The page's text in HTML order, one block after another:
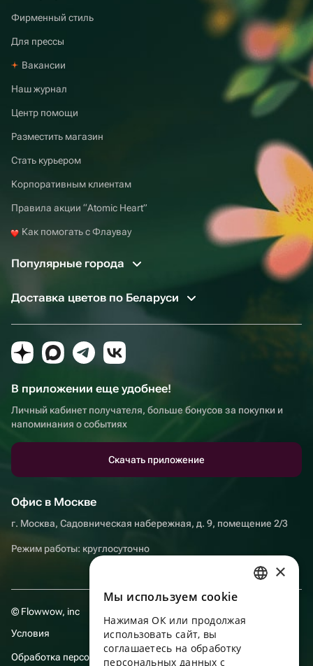
Фирменный стиль
Для прессы
Вакансии
Наш журнал
Центр помощи
Разместить магазин
Стать курьером
Корпоративным клиентам
Правила акции “Atomic Heart”
Как помогать с Флаувау
Популярные города
Доставка цветов по Беларуси
В приложении еще удобнее!
Личный кабинет получателя, больше бонусов за покупки и
напоминания о событиях
Скачать приложение
Офис в Москве
г. Москва, Садовническая набережная, д. 9, помещение 2/3
Режим работы: круглосуточно
© Flowwow, inc
Условия
Обработка персональных данных
ENGLISH
UKRAINIAN
×
Мы используем сookie
Нажимая ОК или продолжая
использовать сайт, вы
соглашаетесь на обработку
персональных данных с